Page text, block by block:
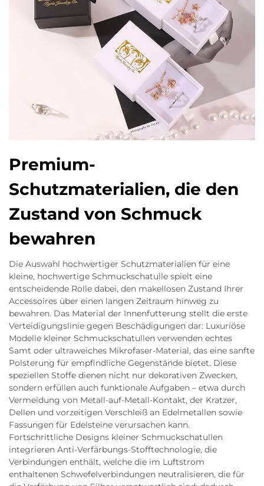
Premium-
Schutzmaterialien, die den
Zustand von Schmuck
bewahren
Die Auswahl hochwertiger Schutzmaterialien für eine
kleine, hochwertige Schmuckschatulle spielt eine
entscheidende Rolle dabei, den makellosen Zustand Ihrer
Accessoires über einen langen Zeitraum hinweg zu
bewahren. Das Material der Innenfutterung stellt die erste
Verteidigungslinie gegen Beschädigungen dar: Luxuriöse
Modelle kleiner Schmuckschatullen verwenden echtes
Samt oder ultraweiches Mikrofaser-Material, das eine sanfte
Polsterung für empfindliche Gegenstände bietet. Diese
speziellen Stoffe dienen nicht nur dekorativen Zwecken,
sondern erfüllen auch funktionale Aufgaben – etwa durch
Vermeidung von Metall-auf-Metall-Kontakt, der Kratzer,
Dellen und vorzeitigen Verschleiß an Edelmetallen sowie
Fassungen für Edelsteine verursachen kann.
Fortschrittliche Designs kleiner Schmuckschatullen
integrieren Anti-Verfärbungs-Stofftechnologie, die
Verbindungen enthält, welche die im Luftstrom
enthaltenen Schwefelverbindungen neutralisieren, die für